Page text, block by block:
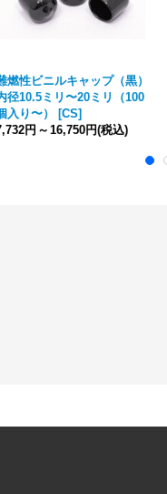
燃性ビニルキャップ（黒）
径10.5ミリ〜20ミリ（100
入り〜）
[CS]
円 ～ 16,750円(税込)